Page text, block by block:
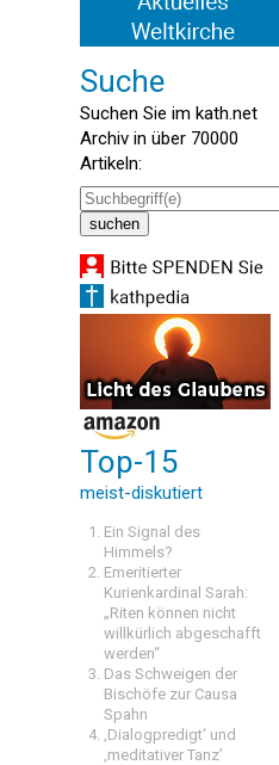
Suche
Suchen Sie im kath.net
Archiv in über 70000
Artikeln:
Top-15
meist-diskutiert
Ein Signal des
Himmels?
Emeritierter
Kurienkardinal Sarah:
„Riten können nicht
willkürlich abgeschafft
werden“
Das Schweigen der
Bischöfe zur Causa
Spahn
‚Dialogpredigt‘ und
‚meditativer Tanz’